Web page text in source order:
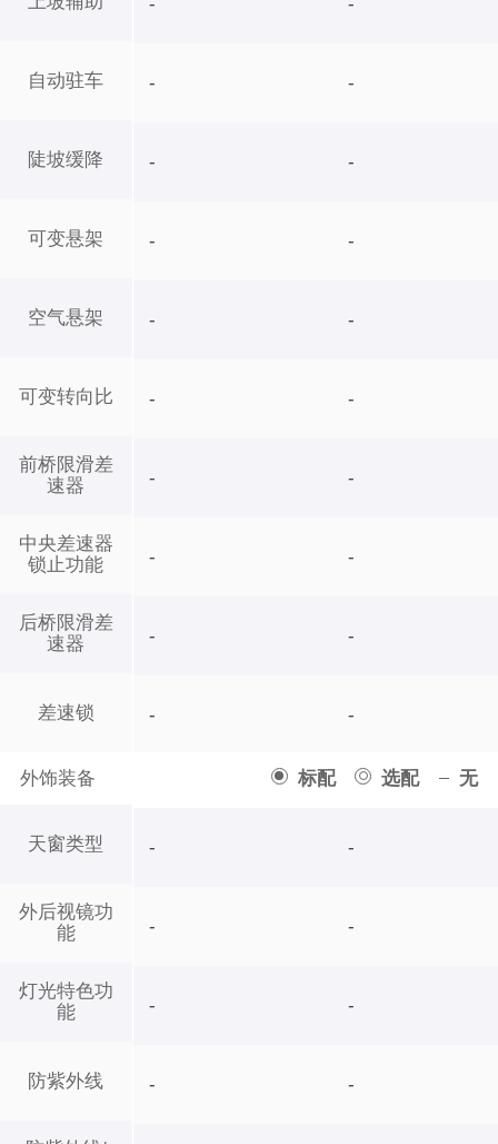
自动驻车
陡坡缓降
可变悬架
空气悬架
可变转向比
前桥限滑差
速器
中央差速器
锁止功能
后桥限滑差
速器
差速锁
外饰装备 标配 选配 无
天窗类型
外后视镜功
能
灯光特色功
能
防紫外线
- -
- -
- -
- -
- -
- -
- -
- -
- -
- -
- -
- -
- -